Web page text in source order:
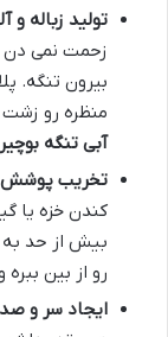
تولید زباله و
زحمت نمی دن
بیرون تنگه.
منظره رو
آبی تنگه بوچیر
تخریب پوشش
کندن خزه یا
بیش از حد به
رو از بین
ایجاد سر و